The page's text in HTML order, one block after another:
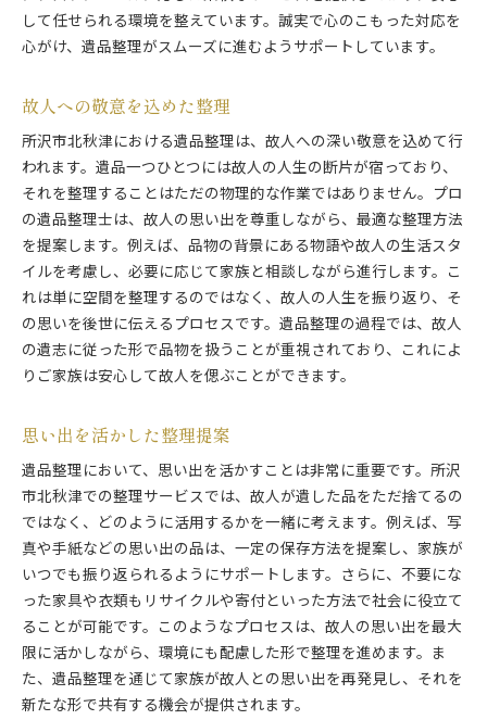
して任せられる環境を整えています。誠実で心のこもった対応を
心がけ、遺品整理がスムーズに進むようサポートしています。
故人への敬意を込めた整理
所沢市北秋津における遺品整理は、故人への深い敬意を込めて行
われます。遺品一つひとつには故人の人生の断片が宿っており、
それを整理することはただの物理的な作業ではありません。プロ
の遺品整理士は、故人の思い出を尊重しながら、最適な整理方法
を提案します。例えば、品物の背景にある物語や故人の生活スタ
イルを考慮し、必要に応じて家族と相談しながら進行します。こ
れは単に空間を整理するのではなく、故人の人生を振り返り、そ
の思いを後世に伝えるプロセスです。遺品整理の過程では、故人
の遺志に従った形で品物を扱うことが重視されており、これによ
りご家族は安心して故人を偲ぶことができます。
思い出を活かした整理提案
遺品整理において、思い出を活かすことは非常に重要です。所沢
市北秋津での整理サービスでは、故人が遺した品をただ捨てるの
ではなく、どのように活用するかを一緒に考えます。例えば、写
真や手紙などの思い出の品は、一定の保存方法を提案し、家族が
いつでも振り返られるようにサポートします。さらに、不要にな
った家具や衣類もリサイクルや寄付といった方法で社会に役立て
ることが可能です。このようなプロセスは、故人の思い出を最大
限に活かしながら、環境にも配慮した形で整理を進めます。ま
た、遺品整理を通じて家族が故人との思い出を再発見し、それを
新たな形で共有する機会が提供されます。